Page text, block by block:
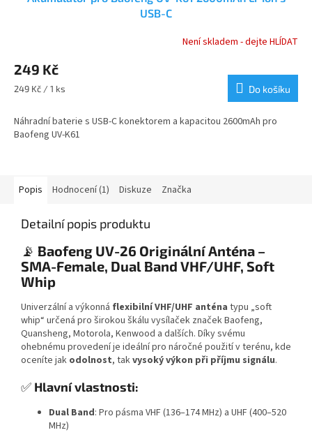
USB-C
Není skladem - dejte HLÍDAT
249 Kč
Měrná
249 Kč / 1 ks Do košíku
Náhradní baterie s USB-C konektorem a kapacitou 2600mAh pro
Baofeng UV-K61
Popis Hodnocení (1) Diskuze Značka
Detailní popis produktu
📡 Baofeng UV-26 Originální Anténa –
SMA-Female, Dual Band VHF/UHF, Soft
Whip
Univerzální a výkonná flexibilní VHF/UHF anténa typu „soft
whip“ určená pro širokou škálu vysílaček značek Baofeng,
Quansheng, Motorola, Kenwood a dalších. Díky svému
ohebnému provedení je ideální pro náročné použití v terénu, kde
oceníte jak odolnost, takvysoký výkon při příjmu signálu.
✅ Hlavní vlastnosti:
Dual Band: Pro pásma VHF (136–174 MHz) a UHF (400–520
MHz)